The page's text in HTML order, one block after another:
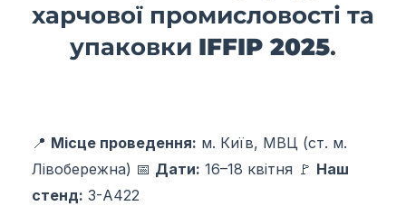
харчової промисловості та
упаковки IFFIP 2025.
📍 Місце проведення: м. Київ, МВЦ (ст. м.
Лівобережна) 📅 Дати: 16–18 квітня 🚩 Наш
стенд: 3-А422